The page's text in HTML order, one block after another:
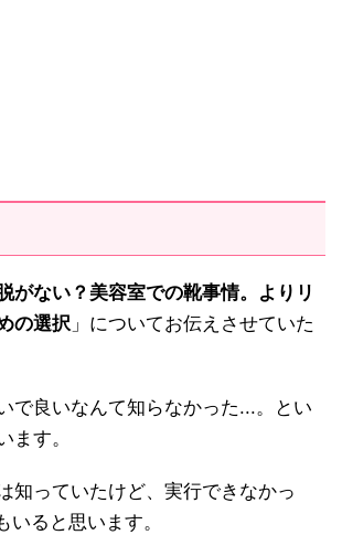
がない？美容室での靴事情。よりリ
の選択 」についてお伝えさせていた
で良いなんて知らなかった...。とい
ます。
知っていたけど、実行できなかっ
いると思います。